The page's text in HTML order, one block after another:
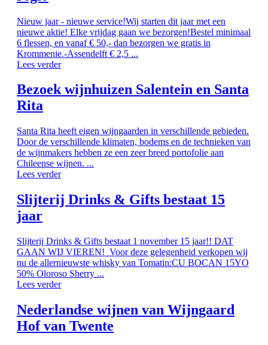
Nieuw jaar - nieuwe service!Wij starten dit jaar met een
nieuwe aktie! Elke vrijdag gaan we bezorgen!Bestel minimaal
6 flessen, en vanaf € 50,- dan bezorgen we gratis in
Krommenie.-Assendelft € 2,5 ...
Lees verder
Bezoek wijnhuizen Salentein en Santa
Rita
Santa Rita heeft eigen wijngaarden in verschillende gebieden.
Door de verschillende klimaten, bodems en de technieken van
de wijnmakers hebben ze een zeer breed portofolie aan
Chileense wijnen. ...
Lees verder
Slijterij Drinks & Gifts bestaat 15
jaar
Slijterij Drinks & Gifts bestaat 1 november 15 jaar!! DAT
GAAN WIJ VIEREN! Voor deze gelegenheid verkopen wij
nu de allernieuwste whisky van Tomatin:CU BOCAN 15YO
50% Oloroso Sherry ...
Lees verder
Nederlandse wijnen van Wijngaard
Hof van Twente